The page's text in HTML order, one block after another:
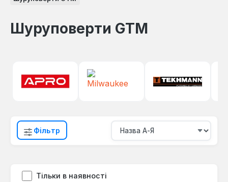
Шуруповерти GTM
Фільтр
Тільки в наявності